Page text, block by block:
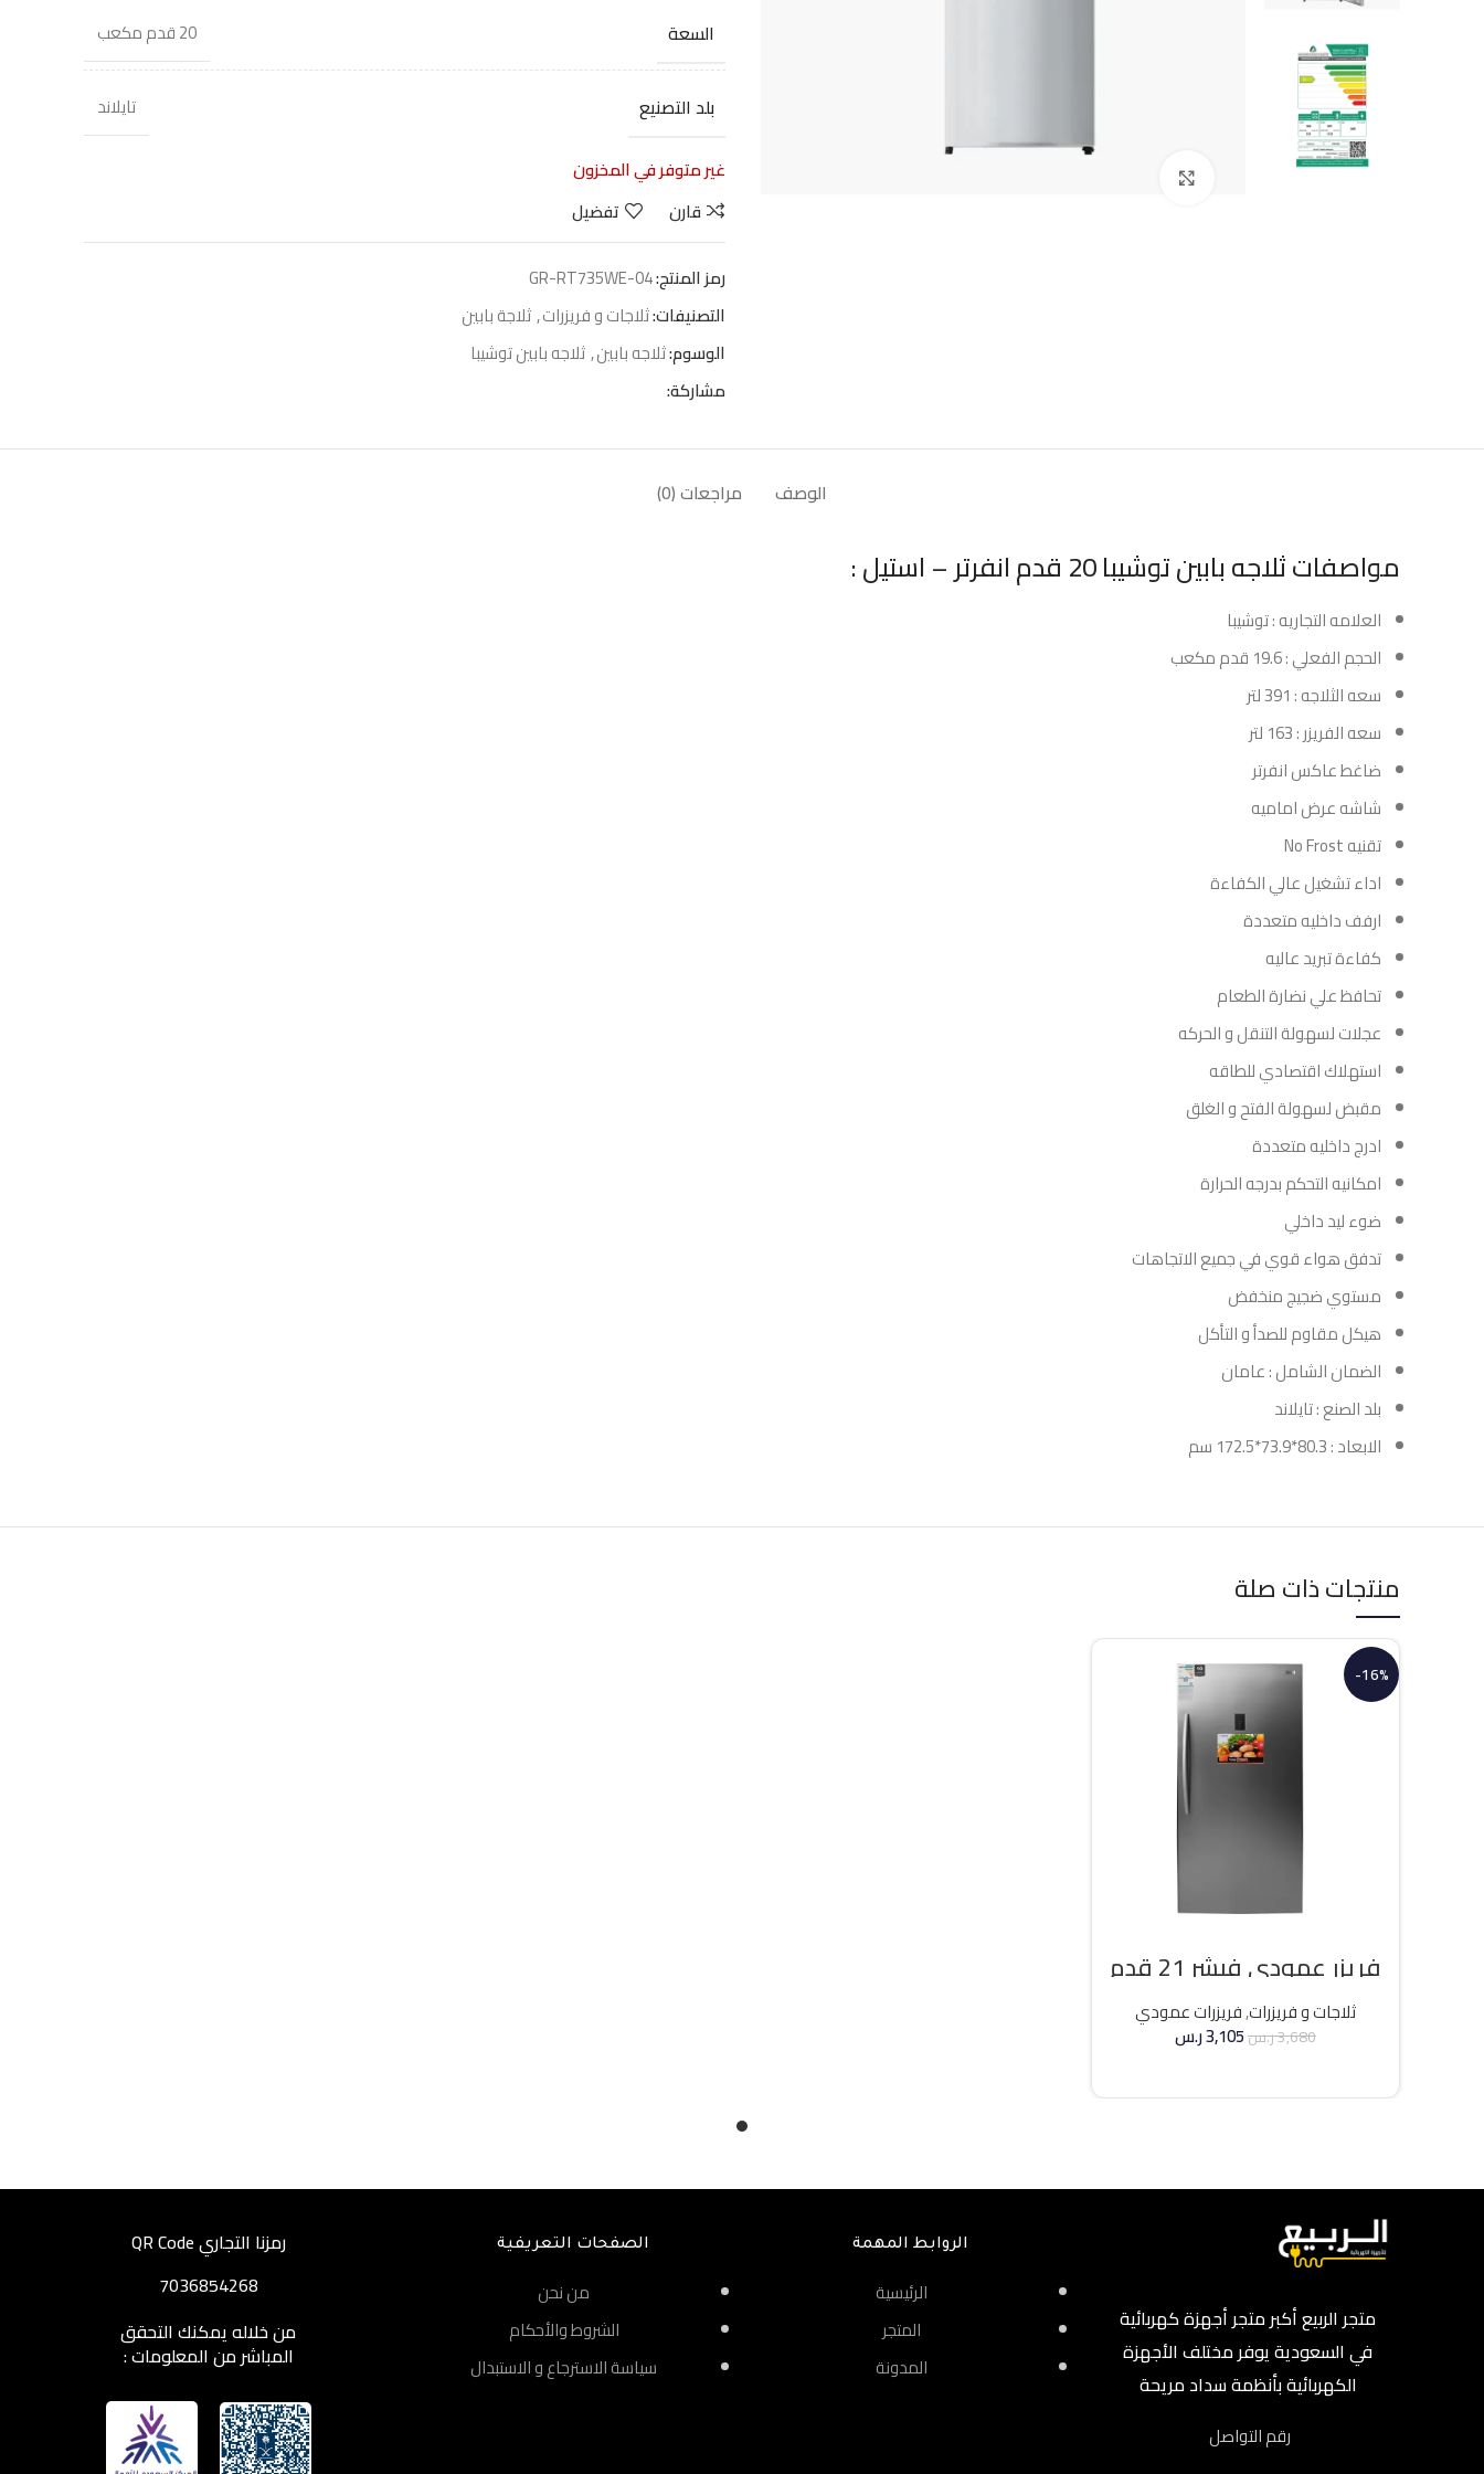
السعة 20 قدم مكعب
بلد التصنيع
تايلاند
غير متوفر في المخزون
قارن
تفضيل
رمز المنتج:GR-RT735WE-04
التصنيفات:ثلاجات و فريزرات,ثلاجة بابين
الوسوم:ثلاجه بابين,ثلاجه بابين توشيبا
مشاركة:
الوصف مراجعات (0)
مواصفات ثلاجه بابين توشيبا 20 قدم انفرتر – استيل :
العلامه التجاريه : توشيبا
الحجم الفعلي : 19.6 قدم مكعب
سعه الثلاجه : 391 لتر
سعه الفريزر : 163 لتر
ضاغط عاكس انفرتر
شاشه عرض اماميه
تقنيه No Frost
اداء تشغيل عالي الكفاءة
ارفف داخليه متعددة
كفاءة تبريد عاليه
تحافظ علي نضارة الطعام
عجلات لسهولة التنقل و الحركه
استهلاك اقتصادي للطاقه
مقبض لسهولة الفتح و الغلق
ادرج داخليه متعددة
امكانيه التحكم بدرجه الحرارة
ضوء ليد داخلي
تدفق هواء قوي في جميع الاتجاهات
مستوي ضجيج منخفض
هيكل مقاوم للصدأ و التأكل
الضمان الشامل : عامان
بلد الصنع : تايلاند
الابعاد : 80.3*73.9*172.5 سم
منتجات ذات صلة
-16%
فريزر عمودي فيشر 21 قدم انفرتر – فضي
ثلاجات و فريزرات,فريزرات عمودي
3,680ر.س3,105ر.س
متجر الربيع أكبر متجر أجهزة كهربائية
في السعودية يوفر مختلف الأجهزة
الكهربائية بأنظمة سداد مريحة
رقم التواصل
الروابط المهمة
الرئيسية
المتجر
المدونة
الصفحات التعريفية
من نحن
الشروط والأحكام
سياسة الاسترجاع و الاستبدال
رمزنا التجاري QR Code
7036854268
من خلاله يمكنك التحقق
المباشر من المعلومات :